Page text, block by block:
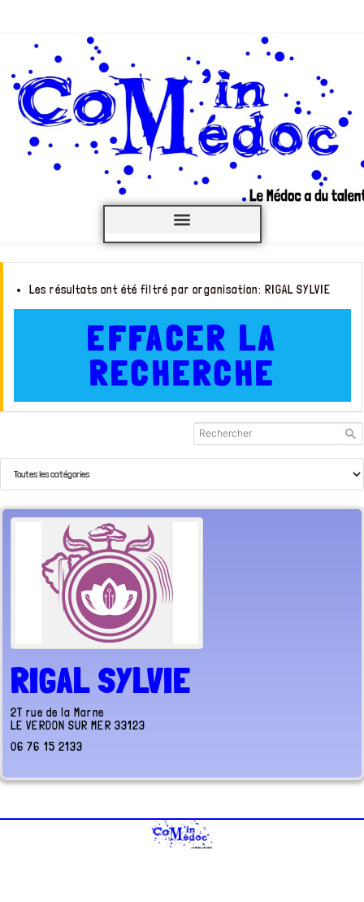
Les résultats ont été filtré par organisation: RIGAL SYLVIE
EFFACER LA
RECHERCHE
RIGAL SYLVIE
2T rue de la Marne
LE VERDON SUR MER 33123
06 76 15 2133